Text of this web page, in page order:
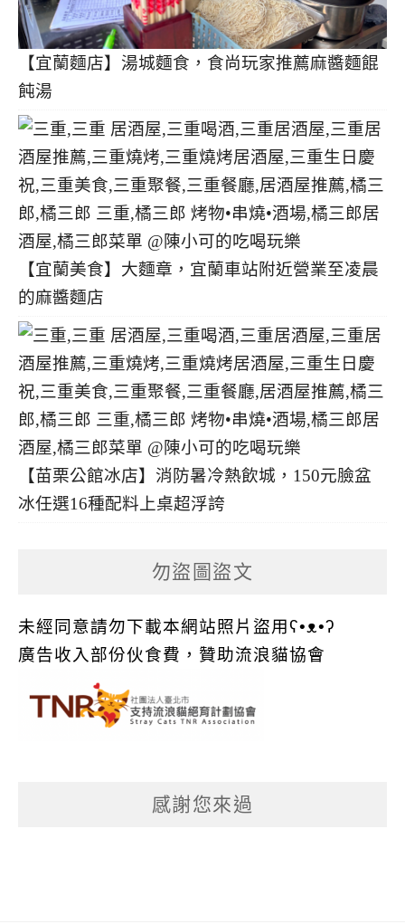
【宜蘭麵店】湯城麵食，食尚玩家推薦麻醬麵餛
飩湯
【宜蘭美食】大麵章，宜蘭車站附近營業至凌晨
的麻醬麵店
【苗栗公館冰店】消防暑冷熱飲城，150元臉盆
冰任選16種配料上桌超浮誇
勿盜圖盜文
未經同意請勿下載本網站照片盜用ʕ•ᴥ•ʔ
廣告收入部份伙食費，贊助流浪貓協會
感謝您來過